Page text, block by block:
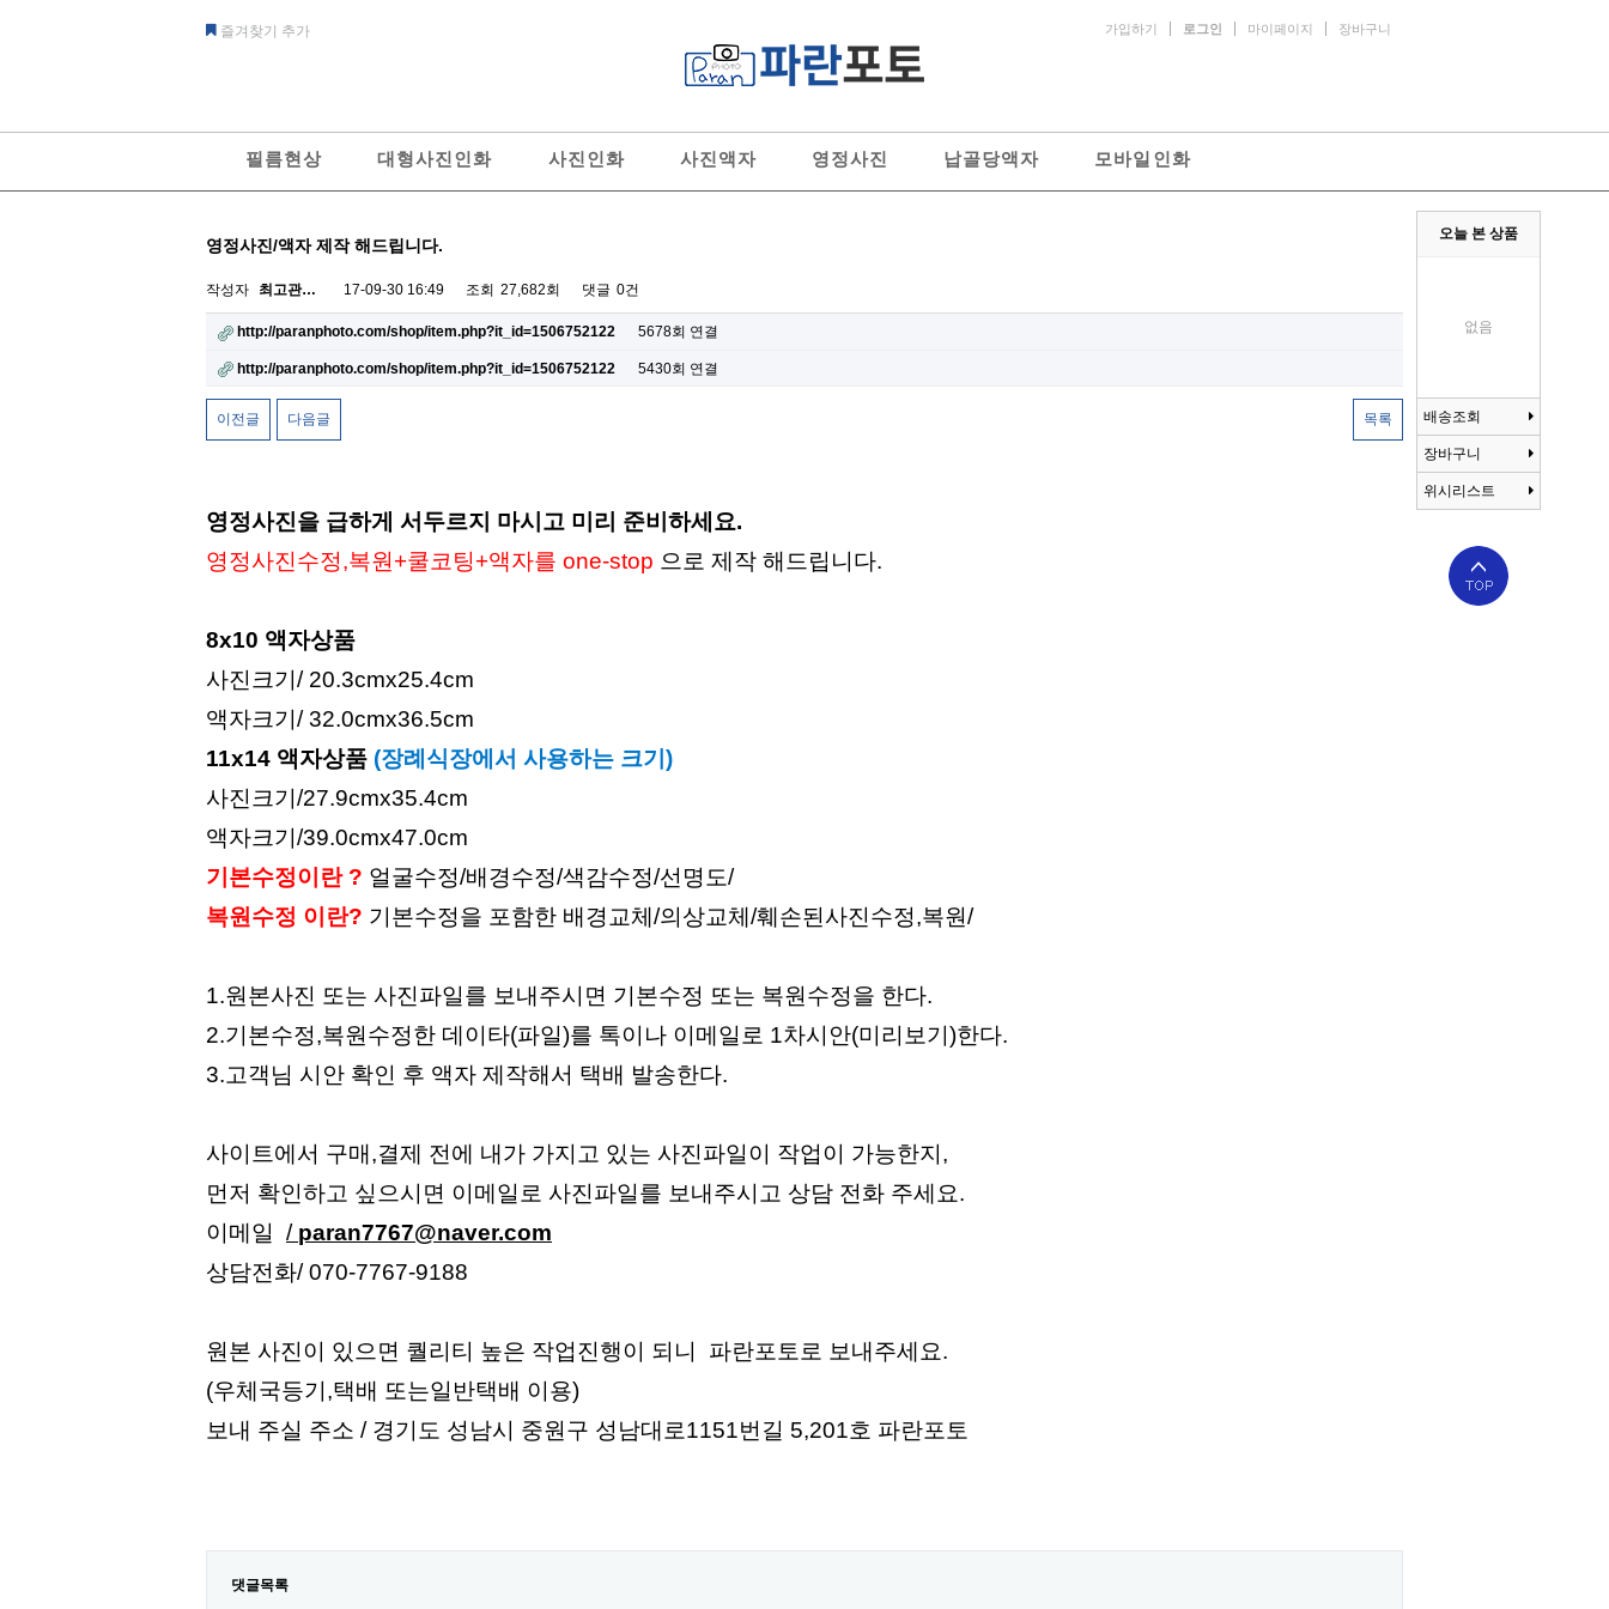
즐겨찾기 추가 가입하기 로그인 마이페이지 장바구니
필름현상 대형사진인화 사진인화 사진액자 영정사진 납골당액자 모바일인화
오늘 본 상품
없음
배송조회
장바구니
위시리스트
영정사진/액자 제작 해드립니다.
작성자 최고관… 17-09-30 16:49 조회 27,682회 댓글 0건
http://paranphoto.com/shop/item.php?it_id=1506752122 5678회 연결
http://paranphoto.com/shop/item.php?it_id=1506752122 5430회 연결
이전글 다음글 목록
영정사진을 급하게 서두르지 마시고 미리 준비하세요.
영정사진수정,복원+쿨코팅+액자를 one-stop 으로 제작 해드립니다.
8x10 액자상품
사진크기/ 20.3cmx25.4cm
액자크기/ 32.0cmx36.5cm
11x14 액자상품 (장례식장에서 사용하는 크기)
사진크기/27.9cmx35.4cm
액자크기/39.0cmx47.0cm
기본수정이란 ? 얼굴수정/배경수정/색감수정/선명도/
복원수정 이란? 기본수정을 포함한 배경교체/의상교체/훼손된사진수정,복원/
1.원본사진 또는 사진파일를 보내주시면 기본수정 또는 복원수정을 한다.
2.기본수정,복원수정한 데이타(파일)를 톡이나 이메일로 1차시안(미리보기)한다.
3.고객님 시안 확인 후 액자 제작해서 택배 발송한다.
사이트에서 구매,결제 전에 내가 가지고 있는 사진파일이 작업이 가능한지,
먼저 확인하고 싶으시면 이메일로 사진파일를 보내주시고 상담 전화 주세요.
이메일 / paran7767@naver.com
상담전화/ 070-7767-9188
원본 사진이 있으면 퀄리티 높은 작업진행이 되니 파란포토로 보내주세요.
(우체국등기,택배 또는일반택배 이용)
보내 주실 주소 / 경기도 성남시 중원구 성남대로1151번길 5,201호 파란포토
댓글목록